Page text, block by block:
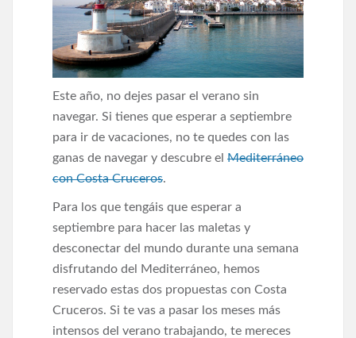
Este año, no dejes pasar el verano sin
navegar. Si tienes que esperar a septiembre
para ir de vacaciones, no te quedes con las
ganas de navegar y descubre el Mediterráneo
con Costa Cruceros.
Para los que tengáis que esperar a
septiembre para hacer las maletas y
desconectar del mundo durante una semana
disfrutando del Mediterráneo, hemos
reservado estas dos propuestas con Costa
Cruceros. Si te vas a pasar los meses más
intensos del verano trabajando, te mereces